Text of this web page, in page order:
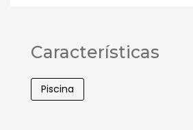
Características
Piscina